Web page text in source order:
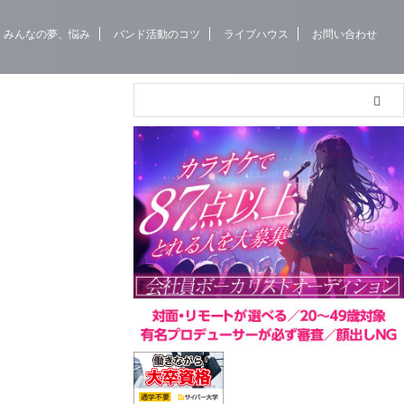
みんなの夢、悩み バンド活動のコツ ライブハウス お問い合わせ